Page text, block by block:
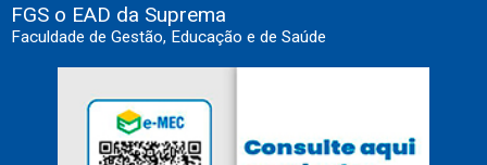
FGS o EAD da Suprema
Faculdade de Gestão, Educação e de Saúde